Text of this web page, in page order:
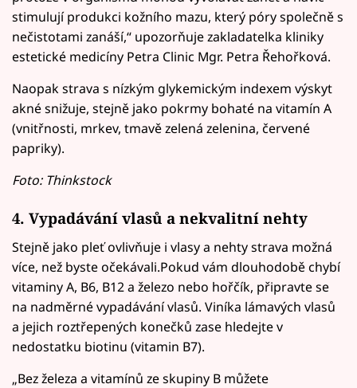
stimulují produkci kožního mazu, který póry společně s
nečistotami zanáší,“ upozorňuje zakladatelka kliniky
estetické medicíny Petra Clinic Mgr. Petra Řehořková.
Naopak strava s nízkým glykemickým indexem výskyt
akné snižuje, stejně jako pokrmy bohaté na vitamín A
(vnitřnosti, mrkev, tmavě zelená zelenina, červené
papriky).
Foto: Thinkstock
4. Vypadávání vlasů a nekvalitní nehty
Stejně jako pleť ovlivňuje i vlasy a nehty strava možná
více, než byste očekávali.Pokud vám dlouhodobě chybí
vitaminy A, B6, B12 a železo nebo hořčík, připravte se
na nadměrné vypadávání vlasů. Viníka lámavých vlasů
a jejich roztřepených konečků zase hledejte v
nedostatku biotinu (vitamin B7).
„Bez železa a vitamínů ze skupiny B můžete